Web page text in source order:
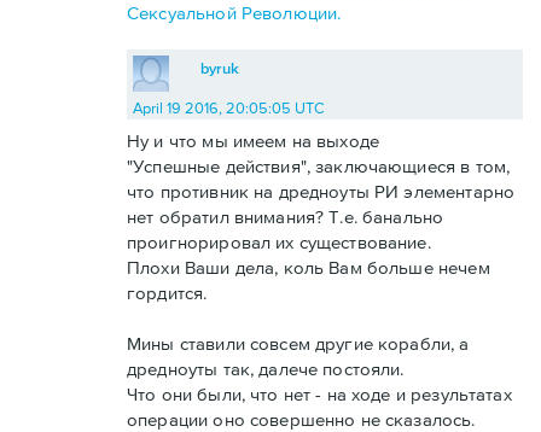
Сексуальной Революции.
byruk
April 19 2016, 20:05:05 UTC
Ну и что мы имеем на выходе
"Успешные действия", заключающиеся в том,
что противник на дредноуты РИ элементарно
нет обратил внимания? Т.е. банально
проигнорировал их существование.
Плохи Ваши дела, коль Вам больше нечем
гордится.
Мины ставили совсем другие корабли, а
дредноуты так, далече постояли.
Что они были, что нет - на ходе и результатах
операции оно совершенно не сказалось.